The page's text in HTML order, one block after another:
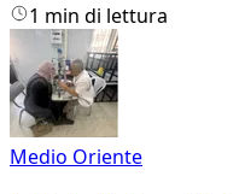
1 min di lettura
Medio Oriente